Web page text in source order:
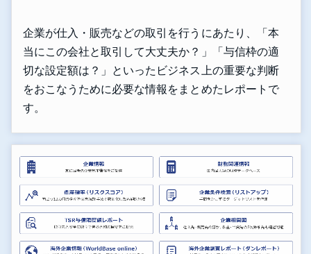
企業が仕入・販売などの取引を行うにあたり、「本
当にこの会社と取引して大丈夫か？」「与信枠の適
切な設定額は？」といったビジネス上の重要な判断
をおこなうために必要な情報をまとめたレポートで
す。